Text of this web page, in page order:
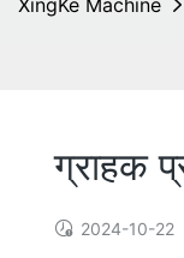
XingKe Machine
ग्राहक
2024-10-22